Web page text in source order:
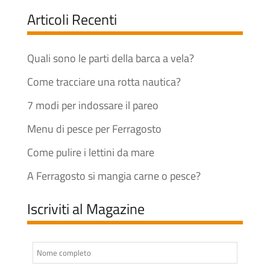
Articoli Recenti
Quali sono le parti della barca a vela?
Come tracciare una rotta nautica?
7 modi per indossare il pareo
Menu di pesce per Ferragosto
Come pulire i lettini da mare
A Ferragosto si mangia carne o pesce?
Iscriviti al Magazine